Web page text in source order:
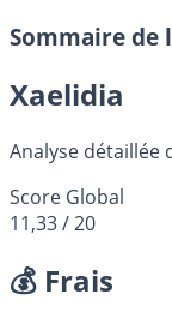
Sommaire de
Xaelidia
Analyse détaillée
Score Global
11,33/ 20
💰 Frais